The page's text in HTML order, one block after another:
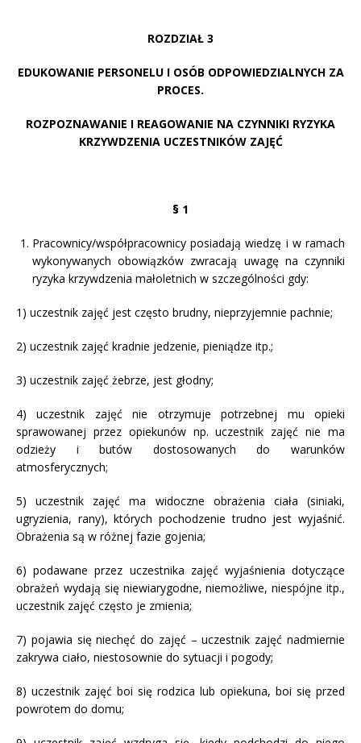
ROZDZIAŁ 3
EDUKOWANIE PERSONELU I OSÓB ODPOWIEDZIALNYCH ZA
PROCES.
ROZPOZNAWANIE I REAGOWANIE NA CZYNNIKI RYZYKA
KRZYWDZENIA UCZESTNIKÓW ZAJĘĆ
§ 1
Pracownicy/współpracownicy posiadają wiedzę i w ramach
wykonywanych obowiązków zwracają uwagę na czynniki
ryzyka krzywdzenia małoletnich w szczególności gdy:
1) uczestnik zajęć jest często brudny, nieprzyjemnie pachnie;
2) uczestnik zajęć kradnie jedzenie, pieniądze itp.;
3) uczestnik zajęć żebrze, jest głodny;
4) uczestnik zajęć nie otrzymuje potrzebnej mu opieki
sprawowanej przez opiekunów np. uczestnik zajęć nie ma
odzieży i butów dostosowanych do warunków
atmosferycznych;
5) uczestnik zajęć ma widoczne obrażenia ciała (siniaki,
ugryzienia, rany), których pochodzenie trudno jest wyjaśnić.
Obrażenia są w różnej fazie gojenia;
6) podawane przez uczestnika zajęć wyjaśnienia dotyczące
obrażeń wydają się niewiarygodne, niemożliwe, niespójne itp.,
uczestnik zajęć często je zmienia;
7) pojawia się niechęć do zajęć – uczestnik zajęć nadmiernie
zakrywa ciało, niestosownie do sytuacji i pogody;
8) uczestnik zajęć boi się rodzica lub opiekuna, boi się przed
powrotem do domu;